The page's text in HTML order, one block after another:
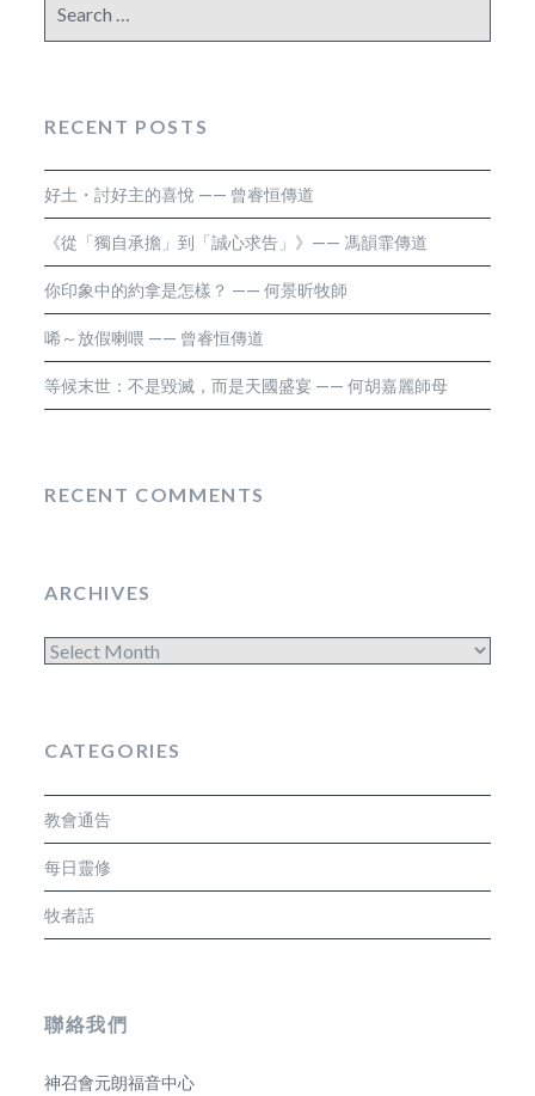
for:
RECENT POSTS
好土・討好主的喜悅 —— 曾睿恒傳道
《從「獨自承擔」到「誠心求告」》—— 馮韻霏傳道
你印象中的約拿是怎樣？ —— 何景昕牧師
唏～放假喇喂 —— 曾睿恒傳道
等候末世：不是毀滅，而是天國盛宴 —— 何胡嘉麗師母
RECENT COMMENTS
ARCHIVES
Archives
CATEGORIES
教會通告
每日靈修
牧者話
聯絡我們
神召會元朗福音中心